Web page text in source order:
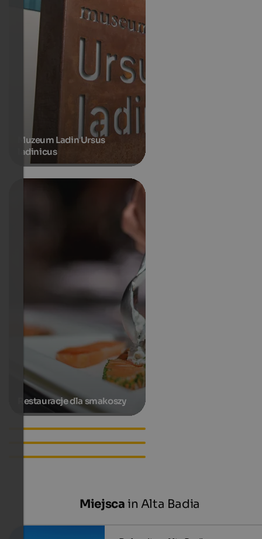
Muzeum Ladin Ursus
ladinicus
Restauracje dla smakoszy
Hotels in St. Kassian
Apartments in St. Kassian
Kassian
Miejsca in Alta Badia